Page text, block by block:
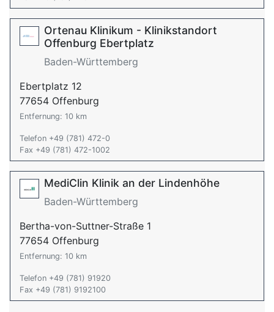
Ortenau Klinikum - Klinikstandort
Offenburg Ebertplatz
Baden-Württemberg
Ebertplatz 12
77654 Offenburg
Entfernung: 10 km
Telefon +49 (781) 472-0
Fax +49 (781) 472-1002
MediClin Klinik an der Lindenhöhe
Baden-Württemberg
Bertha-von-Suttner-Straße 1
77654 Offenburg
Entfernung: 10 km
Telefon +49 (781) 91920
Fax +49 (781) 9192100